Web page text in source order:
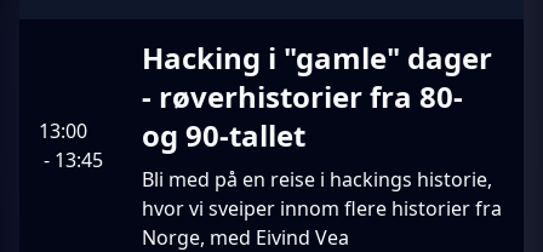
13:00
- 13:45
Hacking i "gamle" dager
- røverhistorier fra 80-
og 90-tallet
Bli med på en reise i hackings historie,
hvor vi sveiper innom flere historier fra
Norge, med Eivind Vea